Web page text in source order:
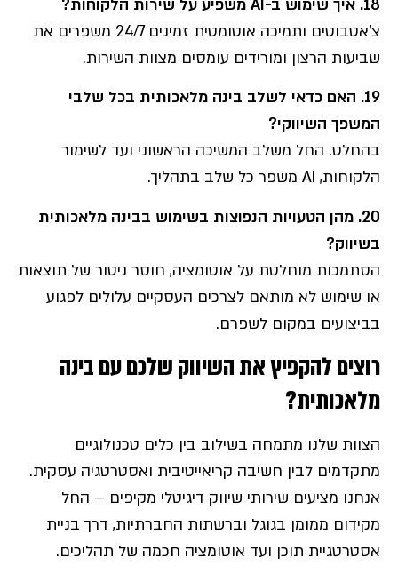
18. איך שימוש ב-AI משפיע על שירות הלקוחות?
צ’אטבוטים ותמיכה אוטומטית זמינים 24/7 משפרים את
שביעות הרצון ומורידים עומסים מצוות השירות.
19. האם כדאי לשלב בינה מלאכותית בכל שלבי
המשפך השיווקי?
בהחלט. החל משלב המשיכה הראשוני ועד לשימור
הלקוחות, AI משפר כל שלב בתהליך.
20. מהן הטעויות הנפוצות בשימוש בבינה מלאכותית
בשיווק?
הסתמכות מוחלטת על אוטומציה, חוסר ניטור של תוצאות
או שימוש לא מותאם לצרכים העסקיים עלולים לפגוע
בביצועים במקום לשפרם.
רוצים להקפיץ את השיווק שלכם עם בינה
מלאכותית?
הצוות שלנו מתמחה בשילוב בין כלים טכנולוגיים
מתקדמים לבין חשיבה קריאייטיבית ואסטרטגיה עסקית.
אנחנו מציעים שירותי שיווק דיגיטלי מקיפים – החל
מקידום ממומן בגוגל וברשתות החברתיות, דרך בניית
אסטרטגיית תוכן ועד אוטומציה חכמה של תהליכים.